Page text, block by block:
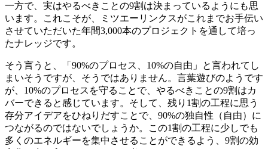
一方で、実はやるべきことの9割は決まっているようにも思
います。これこそが、ミツエーリンクスがこれまでお手伝い
させていただいた年間3,000本のプロジェクトを通して培っ
たナレッジです。
そう言うと、「90%のプロセス、10%の自由」と言われてし
まいそうですが、そうではありません。言葉遊びのようです
が、10%のプロセスを守ることで、やるべきことの9割はカ
バーできると感じています。そして、残り1割の工程に思う
存分アイデアをひねりだすことで、90%の独自性（自由）に
つながるのではないでしょうか。この1割の工程に少しでも
多くのエネルギーを集中させることができるよう、9割の効